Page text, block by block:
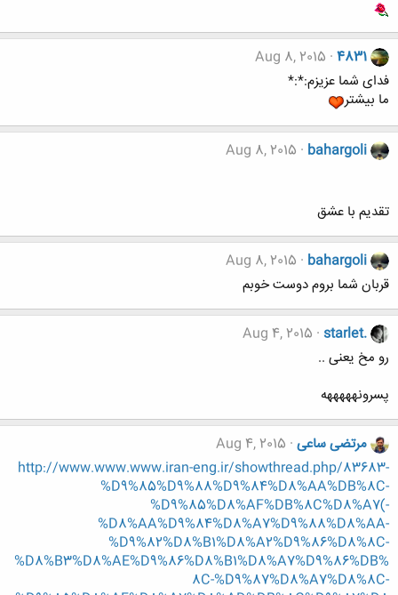
4831
Aug 8, 2015
فدای شما عزیزم:*:*
ما بیشتر
bahargoli
Aug 8, 2015
تقدیم با عشق
bahargoli
Aug 8, 2015
قربان شما بروم دوست خوبم
starlet.
Aug 4, 2015
رو مخ یعنی ..
پسرونهههههه
مرتضی ساعی Aug 4, 2015
http://www.www.www.iran-eng.ir/showthread.php/83683-
%D9%85%D9%88%D9%84%D8%AA%DB%8C-
%D9%85%D8%AF%DB%8C%D8%A7(-
%D8%AA%D9%84%D8%A7%D9%88%D8%AA-
%D9%82%D8%B1%D8%A2%D9%86%D8%8C-
%D8%B3%D8%AE%D9%86%D8%B1%D8%A7%D9%86%DB%
8C-%D9%87%D8%A7%D8%8C-